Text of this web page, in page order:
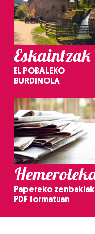
Eskaintzak
EL POBALEKO
BURDINOLA
Papereko zenbakiak
PDF formatuan